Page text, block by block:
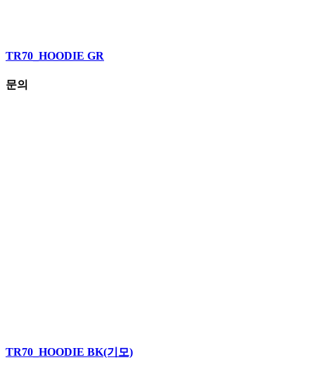
TR70_HOODIE GR
문의
TR70_HOODIE BK(기모)